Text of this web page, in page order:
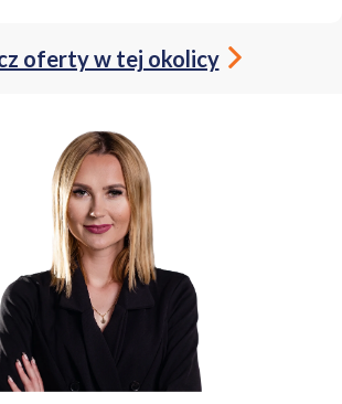
pokażemy nieruchomość, opowiemy o niej
oferty w tej okolicy